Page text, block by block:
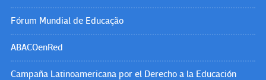
Fórum Mundial de Educação
ABACOenRed
Campaña Latinoamericana por el Derecho a la Educación